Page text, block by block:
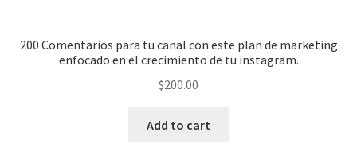
200 Comentarios para tu canal con este plan de marketing
enfocado en el crecimiento de tu instagram.
$200.00
Add to cart